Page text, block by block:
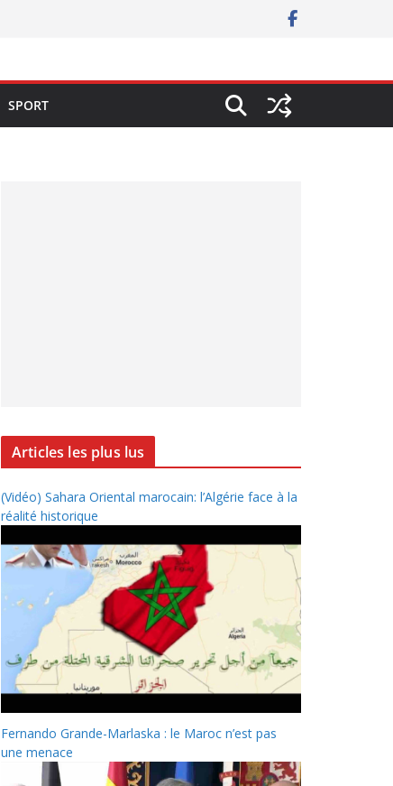
SPORT
Articles les plus lus
(Vidéo) Sahara Oriental marocain: l’Algérie face à la
réalité historique
Fernando Grande-Marlaska : le Maroc n’est pas
une menace